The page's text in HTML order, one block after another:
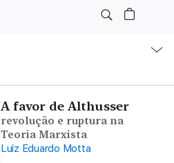
A favor de Althusser
revolução e ruptura na
Teoria Marxista
Luiz Eduardo Motta